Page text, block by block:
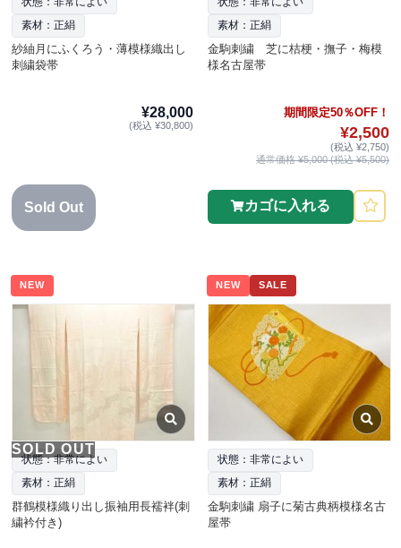
素材：正絹
紗紬月にふくろう・薄模様織出し
刺繍袋帯
¥28,000
(税込 ¥30,800)
Sold Out
素材：正絹
金駒刺繍 芝に桔梗・撫子・梅模
様名古屋帯
期間限定50％OFF！
¥2,500
(税込 ¥2,750)
通常価格 ¥5,000 (税込 ¥5,500)
カゴに入れる
NEW
SOLD OUT
状態：非常によい
素材：正絹
群鶴模様織り出し振袖用長襦袢(刺
繍衿付き)
NEW SALE
状態：非常によい
素材：正絹
金駒刺繍 扇子に菊古典柄模様名古
屋帯